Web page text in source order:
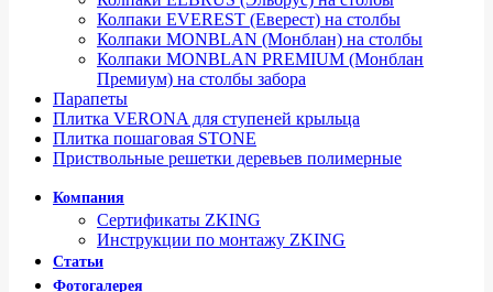
Колпаки EVEREST (Еверест) на столбы
Колпаки MONBLAN (Монблан) на столбы
Колпаки MONBLAN PREMIUM (Монблан
Премиум) на столбы забора
Парапеты
Плитка VERONA для ступеней крыльца
Плитка пошаговая STONE
Приствольные решетки деревьев полимерные
Компания
Сертификаты ZKING
Инструкции по монтажу ZKING
Статьи
Фотогалерея